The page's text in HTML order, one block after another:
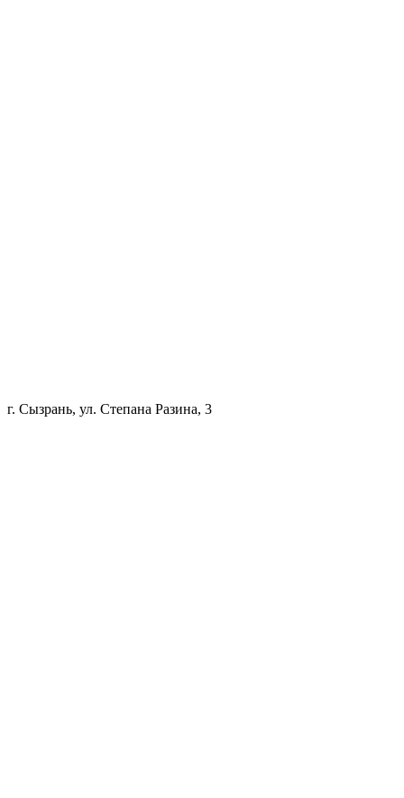
г. Сызрань, ул. Степана Разина, 3